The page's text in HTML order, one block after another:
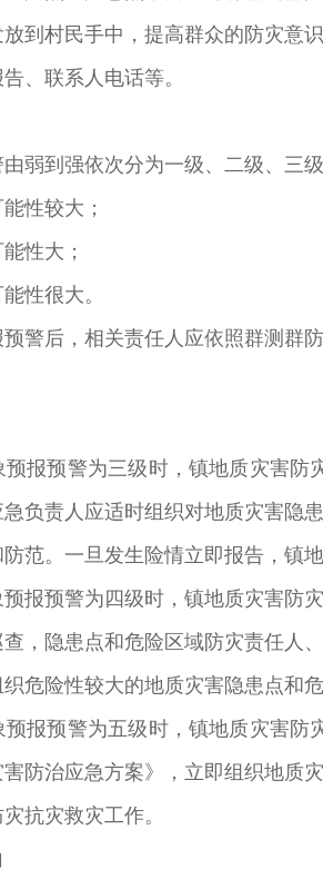
到村民手中，提高群众的防灾意
、联系人电话等。
弱到强依次分为一级、二级、三
性较大；
性大；
性很大。
警后，相关责任人应依照群测群
预报预警为三级时，镇地质灾害
负责人应适时组织对地质灾害隐
范。一旦发生险情立即报告，镇
预报预警为四级时，镇地质灾害
，隐患点和危险区域防灾责任人
危险性较大的地质灾害隐患点和
预报预警为五级时，镇地质灾害
防治应急方案》，立即组织地质
抗灾救灾工作。